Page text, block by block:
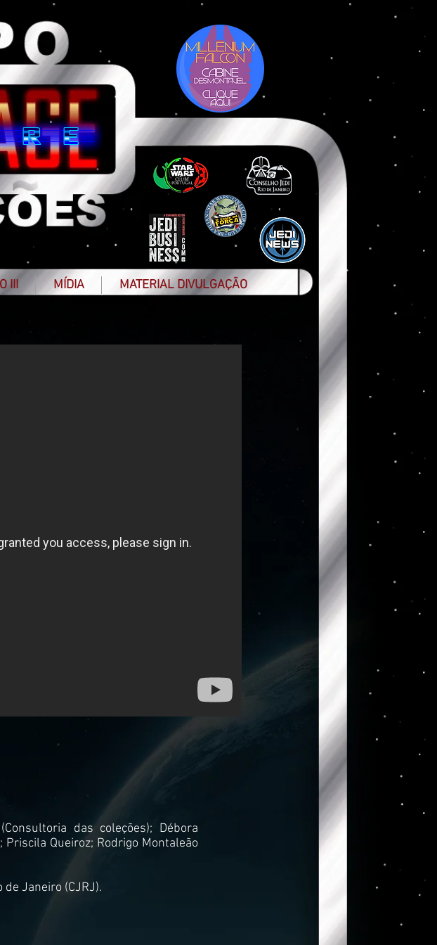
III MÍDIA MATERIAL DIVULGAÇÃO
das coleções); Débora
Priscila Queiroz; Rodrigo Montaleão
Janeiro (CJRJ).